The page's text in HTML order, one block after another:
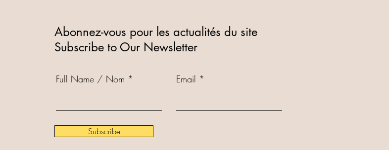
Abonnez-vous pour les actualités du site
Subscribe to Our Newsletter
Full Name / Nom Email
Subscribe